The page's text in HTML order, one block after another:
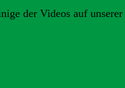
der Videos auf unserer